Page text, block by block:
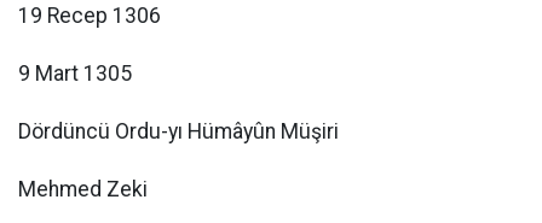
19 Recep 1306
9 Mart 1305
Dördüncü Ordu-yı Hümâyûn Müşiri
Mehmed Zeki